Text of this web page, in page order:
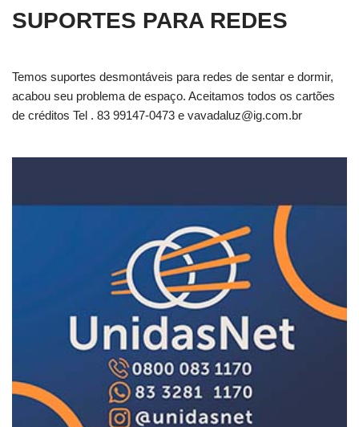
SUPORTES PARA REDES
Temos suportes desmontáveis para redes de sentar e dormir,
acabou seu problema de espaço. Aceitamos todos os cartões
de créditos Tel . 83 99147-0473 e vavadaluz@ig.com.br